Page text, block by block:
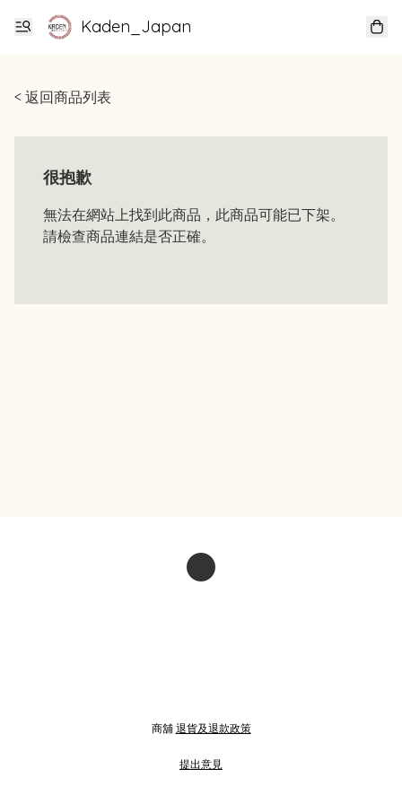
Kaden_Japan
< 返回商品列表
很抱歉
無法在網站上找到此商品，此商品可能已下架。
請檢查商品連結是否正確。
商舖 退貨及退款政策
提出意見